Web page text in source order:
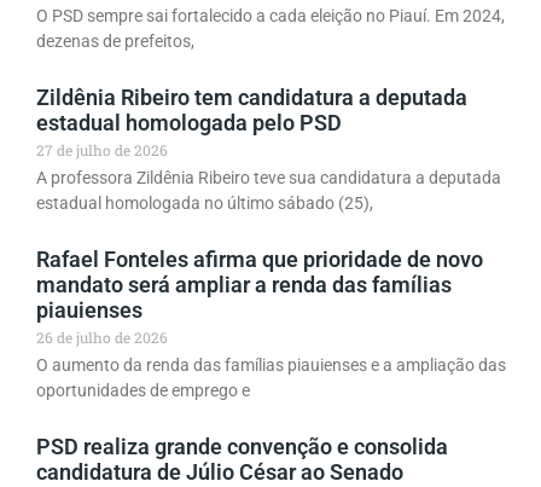
O PSD sempre sai fortalecido a cada eleição no Piauí. Em 2024,
dezenas de prefeitos,
Zildênia Ribeiro tem candidatura a deputada
estadual homologada pelo PSD
27 de julho de 2026
A professora Zildênia Ribeiro teve sua candidatura a deputada
estadual homologada no último sábado (25),
Rafael Fonteles afirma que prioridade de novo
mandato será ampliar a renda das famílias
piauienses
26 de julho de 2026
O aumento da renda das famílias piauienses e a ampliação das
oportunidades de emprego e
PSD realiza grande convenção e consolida
candidatura de Júlio César ao Senado